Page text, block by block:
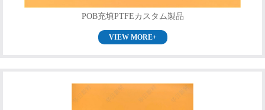
POB充填PTFEカスタム製品
VIEW MORE+